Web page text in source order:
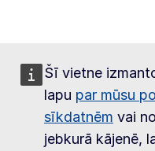
Šī vietne
lapu par mūsu
sīkdatnēm vai
jebkurā kājenē,